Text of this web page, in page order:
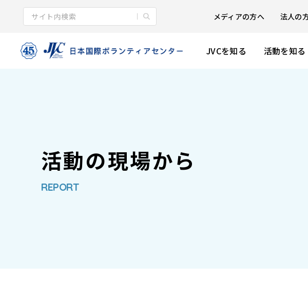
メディアの方へ 法人の
JVCを知る 活動を知る
活動の現場から
REPORT